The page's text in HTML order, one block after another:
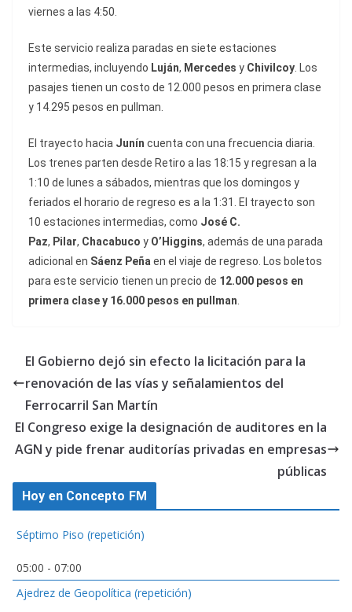
viernes a las 4:50.
Este servicio realiza paradas en siete estaciones
intermedias, incluyendo Luján, Mercedes y Chivilcoy. Los
pasajes tienen un costo de 12.000 pesos en primera clase
y 14.295 pesos en pullman.
El trayecto hacia Junín cuenta con una frecuencia diaria.
Los trenes parten desde Retiro a las 18:15 y regresan a la
1:10 de lunes a sábados, mientras que los domingos y
feriados el horario de regreso es a la 1:31. El trayecto son
10 estaciones intermedias, como José C.
Paz, Pilar, Chacabuco y O’Higgins, además de una parada
adicional en Sáenz Peñaen el viaje de regreso. Los boletos
para este servicio tienen un precio de 12.000 pesos en
primera clase y 16.000 pesos en pullman.
El Gobierno dejó sin efecto la licitación para la
renovación de las vías y señalamientos del
Ferrocarril San Martín
El Congreso exige la designación de auditores en la
AGN y pide frenar auditorías privadas en empresas
públicas
Hoy en Concepto FM
Séptimo Piso (repetición)
05:00 - 07:00
Ajedrez de Geopolítica (repetición)